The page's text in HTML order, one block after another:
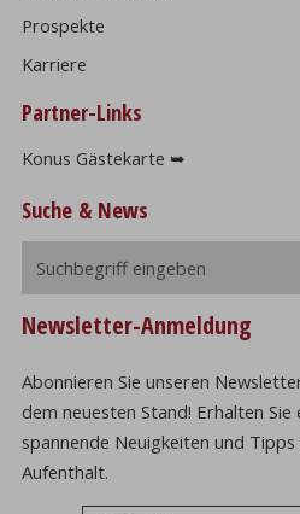
Prospekte
Karriere
Partner-Links
Konus Gästekarte ➥
Suche & News
Newsletter-Anmeldung
Abonnieren Sie unseren
dem neuesten Stand! Erhalten Sie
spannende Neuigkeiten und
Aufenthalt.